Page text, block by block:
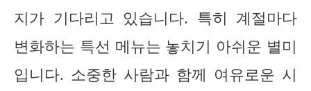
지가 기다리고 있습니다. 특히 계절마다
변화하는 특선 메뉴는 놓치기 아쉬운 별미
입니다. 소중한 사람과 함께 여유로운 시